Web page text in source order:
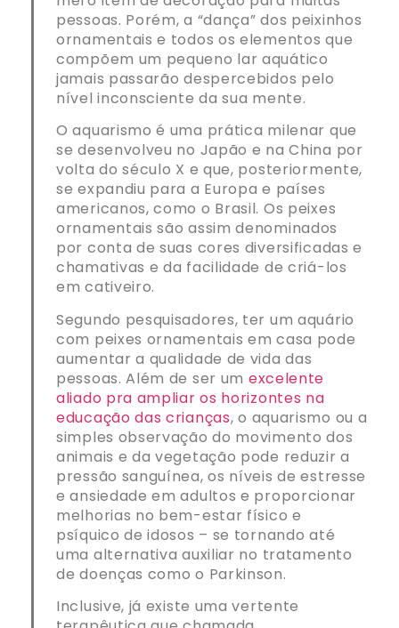
pessoas. Porém, a “dança” dos peixinhos
ornamentais e todos os elementos que
compõem um pequeno lar aquático
jamais passarão despercebidos pelo
nível inconsciente da sua mente.
O aquarismo é uma prática milenar que
se desenvolveu no Japão e na China por
volta do século X e que, posteriormente,
se expandiu para a Europa e países
americanos, como o Brasil. Os peixes
ornamentais são assim denominados
por conta de suas cores diversificadas e
chamativas e da facilidade de criá-los
em cativeiro.
Segundo pesquisadores, ter um aquário
com peixes ornamentais em casa pode
aumentar a qualidade de vida das
pessoas. Além de ser um excelente
aliado pra ampliar os horizontes na
educação das crianças, o aquarismo ou a
simples observação do movimento dos
animais e da vegetação pode reduzir a
pressão sanguínea, os níveis de estresse
e ansiedade em adultos e proporcionar
melhorias no bem-estar físico e
psíquico de idosos – se tornando até
uma alternativa auxiliar no tratamento
de doenças como o Parkinson.
Inclusive, já existe uma vertente